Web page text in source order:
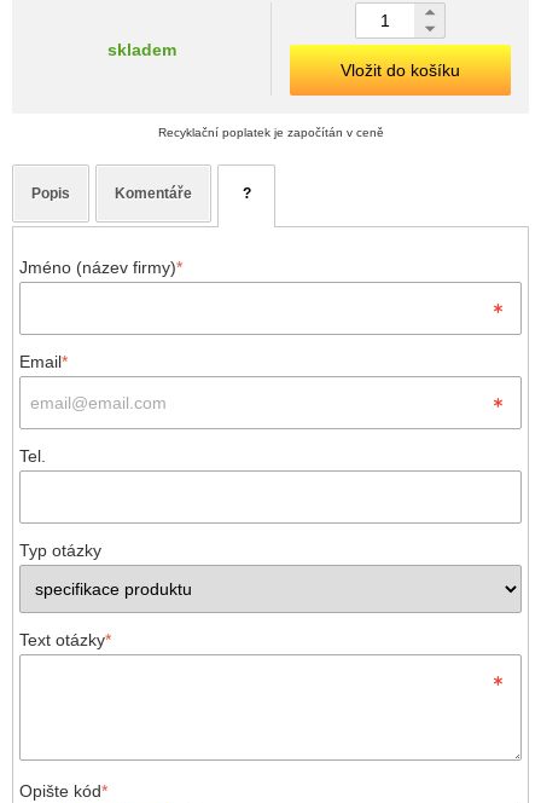
skladem
Vložit do košíku
Recyklační poplatek je započítán v ceně
Popis Komentáře ?
Jméno (název firmy)*
Email*
Tel.
Typ otázky
Text otázky*
Opište kód*